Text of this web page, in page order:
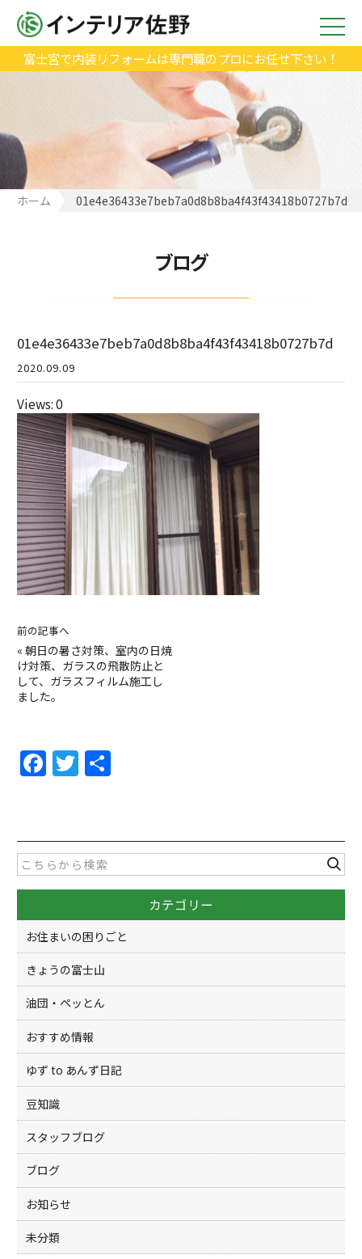
富士宮で内装リフォームは専門職のプロにお任せ下さい！
ホーム 01e4e36433e7beb7a0d8b8ba4f43f43418b0727b7d
ブログ
01e4e36433e7beb7a0d8b8ba4f43f43418b0727b7d
2020.09.09
Views: 0
前の記事へ
« 朝日の暑さ対策、室内の日焼
け対策、ガラスの飛散防止と
して、ガラスフィルム施工し
ました。
F
a
e
b
o
o
k
T
w
er
カテゴリー
お住まいの困りごと
きょうの富士山
油団・ペッとん
おすすめ情報
ゆず to あんず日記
豆知識
スタッフブログ
ブログ
お知らせ
未分類